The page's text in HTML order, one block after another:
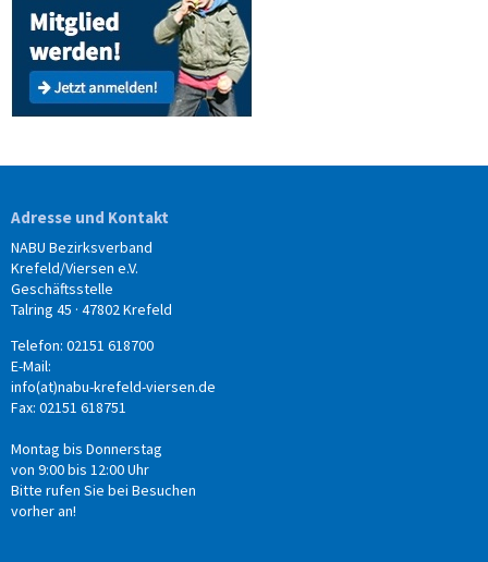
Adresse und Kontakt
NABU Bezirksverband
Krefeld/Viersen e.V.
Geschäftsstelle
Talring 45 · 47802 Krefeld
Telefon: 02151 618700
E-Mail:
info(at)nabu-krefeld-viersen.de
Fax: 02151 618751
Montag bis Donnerstag
von 9:00 bis 12:00 Uhr
Bitte rufen Sie bei Besuchen
vorher an!